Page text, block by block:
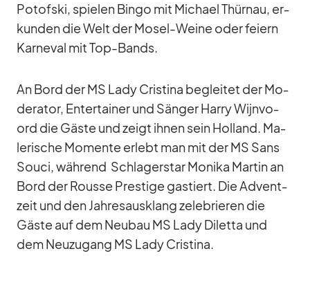
Potof­ski, spie­len Bingo mit Mi­chael Thür­nau, er­
kun­den die Welt der Mo­sel-Weine oder fei­ern
Kar­ne­val mit Top-Bands.
An Bord der MS Lady Cris­tina be­glei­tet der Mo­
de­ra­tor, En­ter­tai­ner und Sän­ger Harry Wi­jn­vo­
ord die Gäste und zeigt ih­nen sein Hol­land. Ma­
le­ri­sche Mo­mente er­lebt man mit der MS Sans
Souci, wäh­rend Schla­ger­star Mo­nika Mar­tin an
Bord der Rousse Pres­tige gas­tiert. Die Ad­vent­
zeit und den Jah­res­aus­klang ze­le­brie­ren die
Gäste auf dem Neu­bau MS Lady Di­letta und
dem Neu­zu­gang MS Lady Cris­tina.